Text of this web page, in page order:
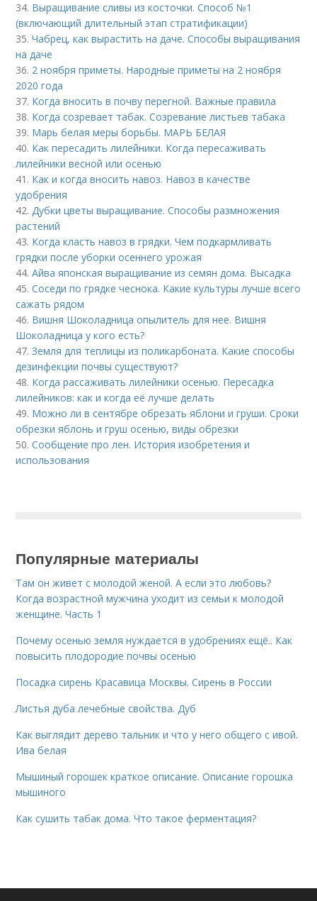
34. Выращивание сливы из косточки. Способ №1
(включающий длительный этап стратификации)
35.Чабрец, как вырастить на даче. Способы выращивания
на даче
36. 2 ноября приметы. Народные приметы на 2 ноября
2020 года
37. Когда вносить в почву перегной. Важные правила
38. Когда созревает табак. Созревание листьев табака
39. Марь белая меры борьбы. МАРЬ БЕЛАЯ
40. Как пересадить лилейники. Когда пересаживать
лилейники весной или осенью
41. Как и когда вносить навоз. Навоз в качестве
удобрения
42.Дубки цветы выращивание. Способы размножения
растений
43. Когда класть навоз в грядки. Чем подкармливать
грядки после уборки осеннего урожая
44.Айва японская выращивание из семян дома. Высадка
45.Соседи по грядке чеснока. Какие культуры лучше всего
сажать рядом
46. Вишня Шоколадница опылитель для нее. Вишня
Шоколадница у кого есть?
47.Земля для теплицы из поликарбоната. Какие способы
дезинфекции почвы существуют?
48. Когда рассаживать лилейники осенью. Пересадка
лилейников: как и когда её лучше делать
49. Можно ли в сентябре обрезать яблони и груши. Сроки
обрезки яблонь и груш осенью, виды обрезки
50.Сообщение про лен. История изобретения и
использования
Популярные материалы
Там он живет с молодой женой. А если это любовь?
Когда возрастной мужчина уходит из семьи к молодой
женщине. Часть 1
Почему осенью земля нуждается в удобрениях ещё.. Как
повысить плодородие почвы осенью
Посадка сирень Красавица Москвы. Сирень в России
Листья дуба лечебные свойства. Дуб
Как выглядит дерево тальник и что у него общего с ивой.
Ива белая
Мышиный горошек краткое описание. Описание горошка
мышиного
Как сушить табак дома. Что такое ферментация?